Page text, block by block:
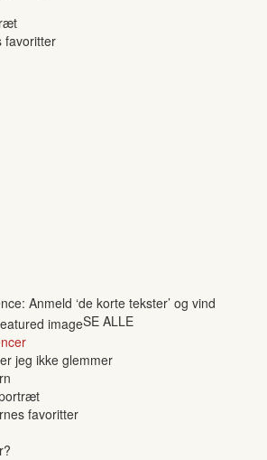
favoritter
Anmeld ‘de korte tekster’ og vind
SE ALLE
jeg ikke glemmer
favoritter